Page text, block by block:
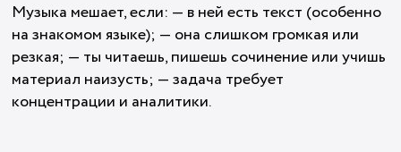
Музыка мешает, если: — в ней есть текст (особенно
на знакомом языке); — она слишком громкая или
резкая; — ты читаешь, пишешь сочинение или учишь
материал наизусть; — задача требует
концентрации и аналитики.